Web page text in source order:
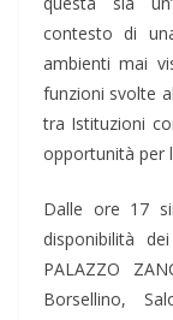
contesto di
ambienti mai
funzioni svolte
tra Istituzioni
opportunità per
Dalle ore 17
disponibilità
PALAZZO
Borsellino,